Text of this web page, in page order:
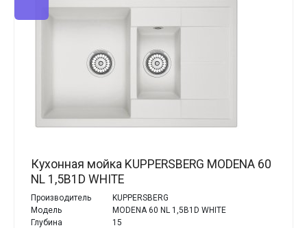
Кухонная мойка KUPPERSBERG MODENA 60
NL 1,5B1D WHITE
Производитель
KUPPERSBERG
Модель
MODENA 60 NL 1,5B1D WHITE
Глубина
15